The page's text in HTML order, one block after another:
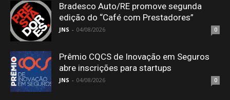
Bradesco Auto/RE promove segunda
edição do “Café com Prestadores”
JNS - 04/08/2026 0
Prêmio CQCS de Inovação em Seguros
abre inscrições para startups
JNS - 04/08/2026 0